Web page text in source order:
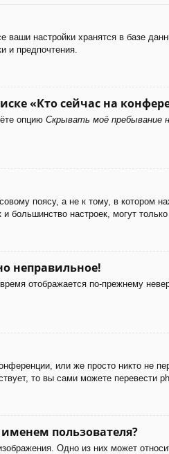
ваши настройки хранятся в базе
и предпочтения.
«Кто сейчас на
опцию Скрывать моё пребывание
поясу, а не к тому, в котором
большинство настроек, могут
неправильное!
отображается по-прежнему
или же просто никто не
то вы сами можете
пользователя?
Одно из них может